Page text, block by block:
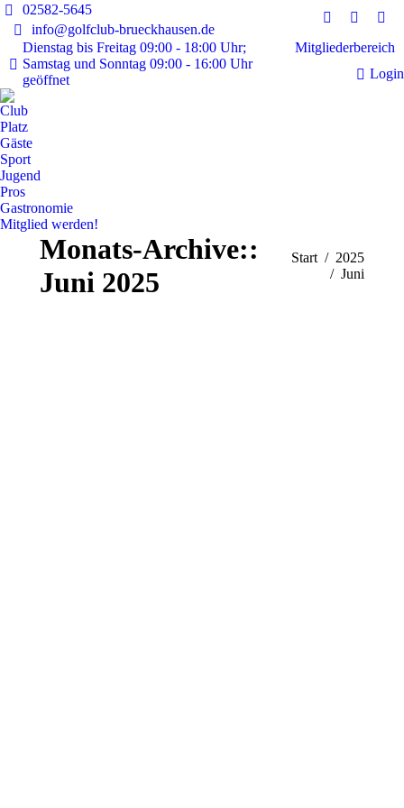
02582-5645
info@golfclub-brueckhausen.de
Dienstag bis Freitag 09:00 - 18:00 Uhr;
Samstag und Sonntag 09:00 - 16:00 Uhr
geöffnet
Instagram
page
opens
page
opens
E-
Mitgliederbereich
Login
Club
Platz
Gäste
Sport
Jugend
Pros
Gastronomie
Mitglied werden!
Monats-Archive::
Juni 2025
Sie befinden sich
Start
2025
Juni